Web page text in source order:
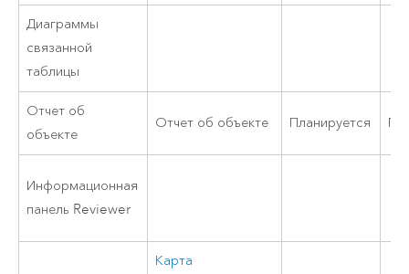
Диаграммы
связанной
таблицы
Отчет об
объекте
Отчет об объекте Планируется
Информационная
панель Reviewer
Карта